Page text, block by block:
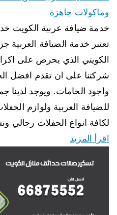
وماكولات جاهزة
خدمة ضيافة عربية الكويت
تعتبر خدمة الضيافة العربية
الكويتي الذي يحرص على
شركتنا على ان تقدم افضل
واجود الخامات. ويوجد لدينا
للضيافة العربية ولوازم
لكافة انواع الحفلات رجالي
اقرأ المزيد